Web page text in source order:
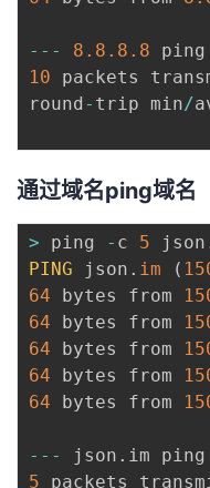
-- - 8.8 .8 .8
10 packets
round - trip min/
通过域名ping域名
> ping - c 5 json
PING json . im (
64 bytes from
64 bytes from
64 bytes from
64 bytes from
64 bytes from
-- - json . im
5 packets